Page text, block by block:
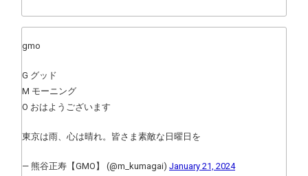
gmo
G グッド
M モーニング
O おはようございます
東京は雨、心は晴れ。皆さま素敵な日曜日を
— 熊谷正寿【GMO】 (@m_kumagai) January 21, 2024